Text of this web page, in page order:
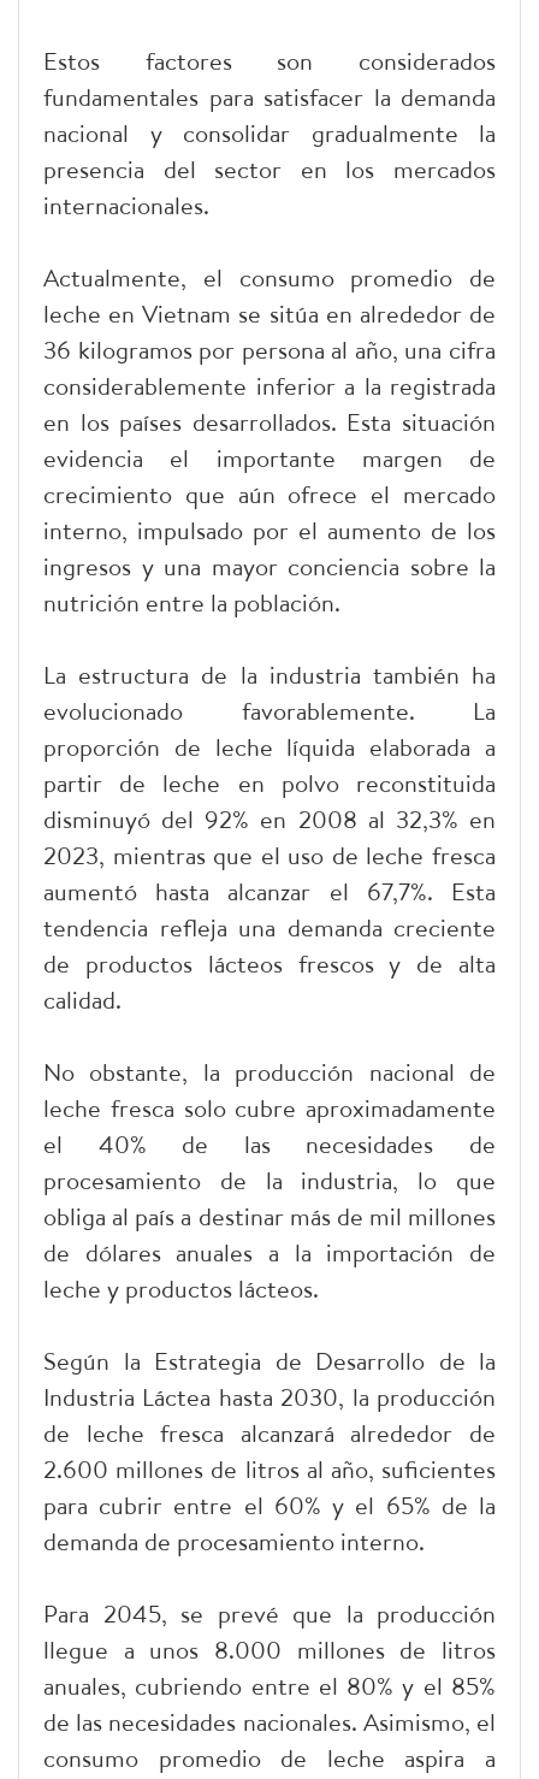
Estos factores son considerados
fundamentales para satisfacer la demanda
nacional y consolidar gradualmente la
presencia del sector en los mercados
internacionales.
Actualmente, el consumo promedio de
leche en Vietnam se sitúa en alrededor de
36 kilogramos por persona al año, una cifra
considerablemente inferior a la registrada
en los países desarrollados. Esta situación
evidencia el importante margen de
crecimiento que aún ofrece el mercado
interno, impulsado por el aumento de los
ingresos y una mayor conciencia sobre la
nutrición entre la población.
La estructura de la industria también ha
evolucionado favorablemente. La
proporción de leche líquida elaborada a
partir de leche en polvo reconstituida
disminuyó del 92% en 2008 al 32,3% en
2023, mientras que el uso de leche fresca
aumentó hasta alcanzar el 67,7%. Esta
tendencia refleja una demanda creciente
de productos lácteos frescos y de alta
calidad.
No obstante, la producción nacional de
leche fresca solo cubre aproximadamente
el 40% de las necesidades de
procesamiento de la industria, lo que
obliga al país a destinar más de mil millones
de dólares anuales a la importación de
leche y productos lácteos.
Según la Estrategia de Desarrollo de la
Industria Láctea hasta 2030, la producción
de leche fresca alcanzará alrededor de
2.600 millones de litros al año, suficientes
para cubrir entre el 60% y el 65% de la
demanda de procesamiento interno.
Para 2045, se prevé que la producción
llegue a unos 8.000 millones de litros
anuales, cubriendo entre el 80% y el 85%
de las necesidades nacionales. Asimismo, el
consumo promedio de leche aspira a